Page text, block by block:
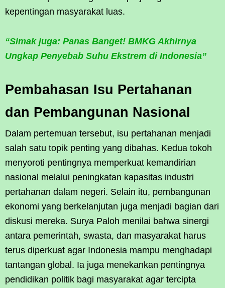
kepentingan masyarakat luas.
“Simak juga: Panas Banget! BMKG Akhirnya
Ungkap Penyebab Suhu Ekstrem di Indonesia”
Pembahasan Isu Pertahanan
dan Pembangunan Nasional
Dalam pertemuan tersebut, isu pertahanan menjadi
salah satu topik penting yang dibahas. Kedua tokoh
menyoroti pentingnya memperkuat kemandirian
nasional melalui peningkatan kapasitas industri
pertahanan dalam negeri. Selain itu, pembangunan
ekonomi yang berkelanjutan juga menjadi bagian dari
diskusi mereka. Surya Paloh menilai bahwa sinergi
antara pemerintah, swasta, dan masyarakat harus
terus diperkuat agar Indonesia mampu menghadapi
tantangan global. Ia juga menekankan pentingnya
pendidikan politik bagi masyarakat agar tercipta